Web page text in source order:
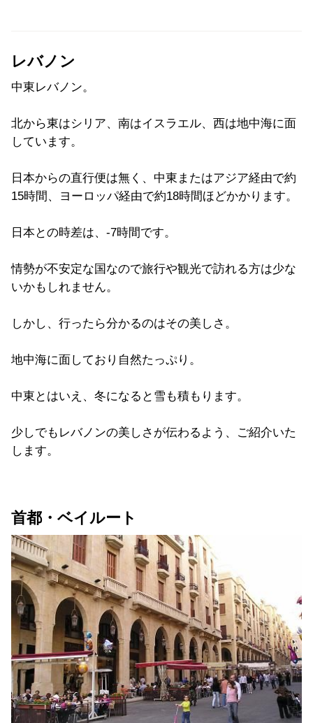
レバノン
中東レバノン。
北から東はシリア、南はイスラエル、西は地中海に面
しています。
日本からの直行便は無く、中東またはアジア経由で約
15時間、ヨーロッパ経由で約18時間ほどかかります。
日本との時差は、-7時間です。
情勢が不安定な国なので旅行や観光で訪れる方は少な
いかもしれません。
しかし、行ったら分かるのはその美しさ。
地中海に面しており自然たっぷり。
中東とはいえ、冬になると雪も積もります。
少しでもレバノンの美しさが伝わるよう、ご紹介いた
します。
首都・ベイルート